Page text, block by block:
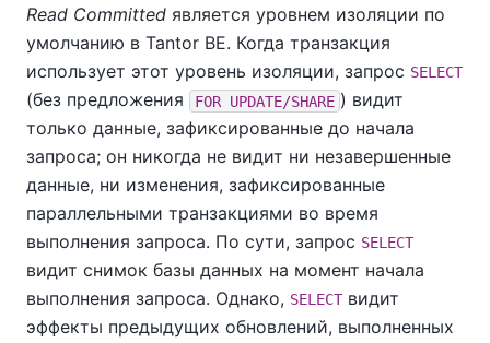
Read Committed является уровнем изоляции по
умолчанию в Tantor BE. Когда транзакция
использует этот уровень изоляции, запрос SELECT
(без предложения FOR UPDATE/SHARE ) видит
только данные, зафиксированные до начала
запроса; он никогда не видит ни незавершенные
данные, ни изменения, зафиксированные
параллельными транзакциями во время
выполнения запроса. По сути, запрос SELECT
видит снимок базы данных на момент начала
выполнения запроса. Однако, SELECTвидит
эффекты предыдущих обновлений, выполненных